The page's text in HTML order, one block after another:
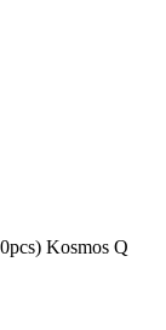
Kosmos Q